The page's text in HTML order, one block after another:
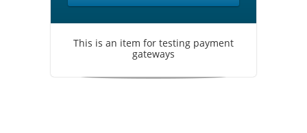
This is an item for testing payment
gateways